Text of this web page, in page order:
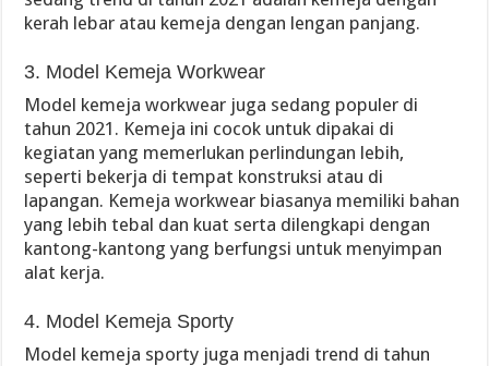
kerah lebar atau kemeja dengan lengan panjang.
3. Model Kemeja Workwear
Model kemeja workwear juga sedang populer di
tahun 2021. Kemeja ini cocok untuk dipakai di
kegiatan yang memerlukan perlindungan lebih,
seperti bekerja di tempat konstruksi atau di
lapangan. Kemeja workwear biasanya memiliki bahan
yang lebih tebal dan kuat serta dilengkapi dengan
kantong-kantong yang berfungsi untuk menyimpan
alat kerja.
4. Model Kemeja Sporty
Model kemeja sporty juga menjadi trend di tahun